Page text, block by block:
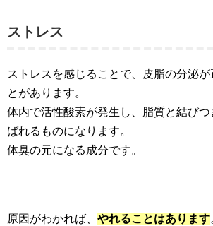
ストレス
ストレスを感じることで、皮脂の分泌が
とがあります。
体内で活性酸素が発生し、脂質と結び
ばれるものになります。
体臭の元になる成分です。
原因がわかれば、 やれることはあります